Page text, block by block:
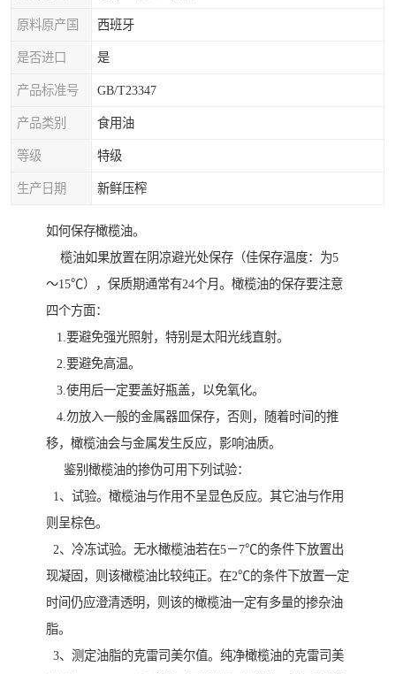
原料原产国 西班牙
是否进口 是
产品标准号 GB/T23347
产品类别 食用油
等级 特级
生产日期 新鲜压榨
如何保存橄榄油。
榄油如果放置在阴凉避光处保存（佳保存温度：为5
～15℃），保质期通常有24个月。橄榄油的保存要注意
四个方面：
1.要避免强光照射，特别是太阳光线直射。
2.要避免高温。
3.使用后一定要盖好瓶盖，以免氧化。
4.勿放入一般的金属器皿保存，否则，随着时间的推
移，橄榄油会与金属发生反应，影响油质。
鉴别橄榄油的掺伪可用下列试验：
1、试验。橄榄油与作用不呈显色反应。其它油与作用
则呈棕色。
2、冷冻试验。无水橄榄油若在5－7℃的条件下放置出
现凝固，则该橄榄油比较纯正。在2℃的条件下放置一定
时间仍应澄清透明，则该的橄榄油一定有多量的掺杂油
脂。
3、测定油脂的克雷司美尔值。纯净橄榄油的克雷司美